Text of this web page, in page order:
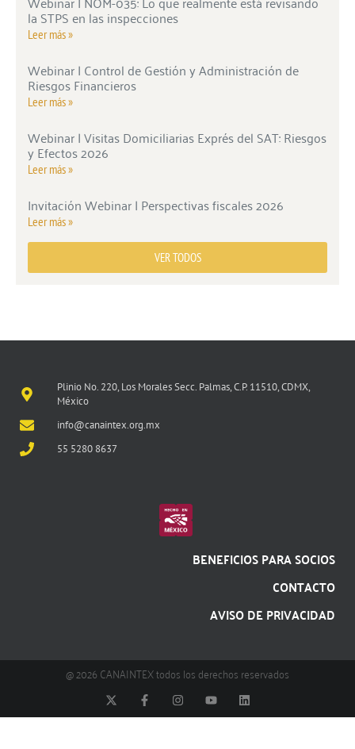
la STPS en las inspecciones
Leer más »
Webinar | Control de Gestión y Administración de
Riesgos Financieros
Leer más »
Webinar | Visitas Domiciliarias Exprés del SAT: Riesgos
y Efectos 2026
Leer más »
Invitación Webinar | Perspectivas fiscales 2026
Leer más »
VER TODOS
Plinio No. 220, Los Morales Secc. Palmas, C.P. 11510, CDMX,
México
info@canaintex.org.mx
55 5280 8637
BENEFICIOS PARA SOCIOS
CONTACTO
AVISO DE PRIVACIDAD
@ 2026 CANAINTEX todos los derechos reservados